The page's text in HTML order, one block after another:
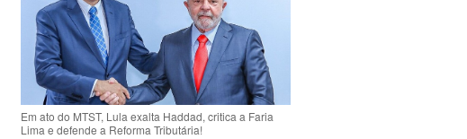
Em ato do MTST, Lula exalta Haddad, critica a Faria
Lima e defende a Reforma Tributária!